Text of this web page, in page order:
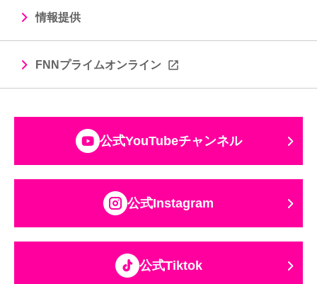
情報提供
FNNプライムオンライン
公式YouTubeチャンネル
公式Instagram
公式Tiktok